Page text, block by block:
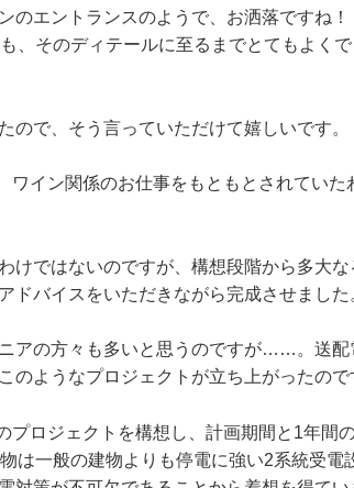
のエントランスのようで、お洒落ですね
、そのディテールに至るまでとてもよく
で、そう言っていただけて嬉しいです。
ン関係のお仕事をもともとされていた
けではないのですが、構想段階から多大な
ドバイスをいただきながら完成させました
アの方々も多いと思うのですが……。送配
ようなプロジェクトが立ち上がったので
ロジェクトを構想し、計画期間と1年間
は一般の建物よりも停電に強い2系統受電